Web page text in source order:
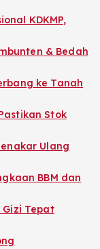
KDKMP,
& Bedah
ke Tanah
Stok
Ulang
BBM dan
Gizi Tepat